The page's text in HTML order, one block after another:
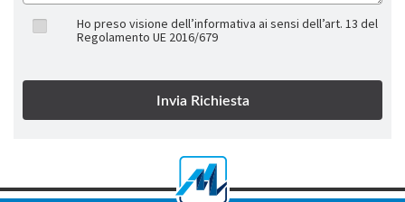
Ho preso visione dell’informativa ai sensi dell’art. 13 del
Regolamento UE 2016/679